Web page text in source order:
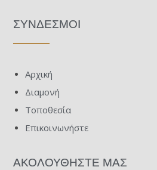
ΣΥΝΔΕΣΜΟΙ
Αρχική
Διαμονή
Τοποθεσία
Επικοινωνήστε
ΑΚΟΛΟΥΘΗΣΤΕ ΜΑΣ